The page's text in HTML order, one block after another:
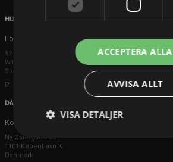
HUVUDKONTOR
London
52 Brook Street
W1K 5DS London
Storbritannien
P: +44 203 608 8181
DANMARK
Köpenhamn
Ny Østergade 20
1101 København K
Danmark
ACCEPTERA ALLA
AVVISA ALLT
VISA DETALJER